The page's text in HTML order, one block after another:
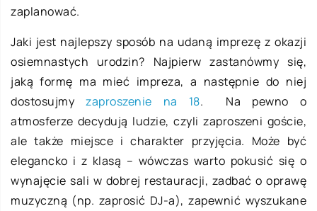
zaplanować.
Jaki jest najlepszy sposób na udaną imprezę z okazji
osiemnastych urodzin? Najpierw zastanówmy się,
jaką formę ma mieć impreza, a następnie do niej
dostosujmy zaproszenie na 18. Na pewno o
atmosferze decydują ludzie, czyli zaproszeni goście,
ale także miejsce i charakter przyjęcia. Może być
elegancko i z klasą – wówczas warto pokusić się o
wynajęcie sali w dobrej restauracji, zadbać o oprawę
muzyczną (np. zaprosić DJ-a), zapewnić wyszukane